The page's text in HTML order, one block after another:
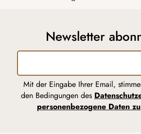
Newsletter
Mit der Eingabe Ihrer Email,
den Bedingungen des
personenbezogene Daten zu